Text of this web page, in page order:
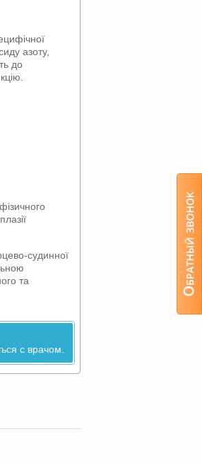
азоту,
до
судинної
та
с врачом.